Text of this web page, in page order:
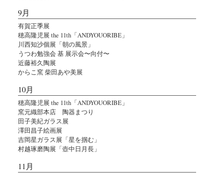
9月
有賀正季展
穂高隆児展 the 11th「ANDYOUORIBE」
川西知沙個展「朝の風景」
うつわ勉強会 基 展示会〜向付〜
近藤裕久陶展
からこ窯 柴田あや美展
10月
穂高隆児展 the 11th「ANDYOUORIBE」
窯元織部本店 陶器まつり
田子美紀ガラス展
澤田昌子絵画展
吉岡星ガラス展「星を掴む」
村越琢磨陶展「壺中日月長」
11月